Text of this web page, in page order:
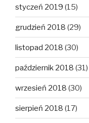
styczeń 2019 (15)
grudzień 2018 (29)
listopad 2018 (30)
październik 2018 (31)
wrzesień 2018 (30)
sierpień 2018 (17)